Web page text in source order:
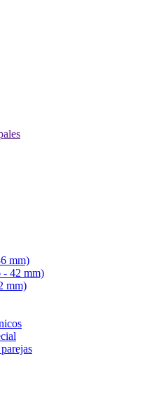
mm)
- 42 mm)
mm)